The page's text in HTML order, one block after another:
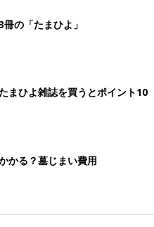
の「たまひよ」
まひよ雑誌を買うとポイント10
かる？墓じまい費用